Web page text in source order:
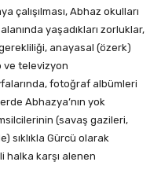
çalışılması, Abhaz okulları
yaşadıkları zorluklar,
anayasal (özerk)
ve televizyon
fotoğraf albümleri
Abhazya’nın yok
(savaş gazileri,
sıklıkla Gürcü olarak
halka karşı alenen